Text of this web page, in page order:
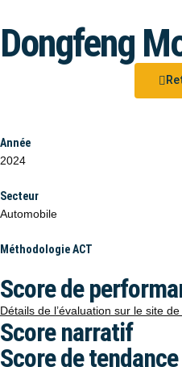
Dongfeng
Année
2024
Secteur
Automobile
Méthodologie ACT
Score de
Détails de l’évaluation sur le site de
Score narratif
Score de tendance